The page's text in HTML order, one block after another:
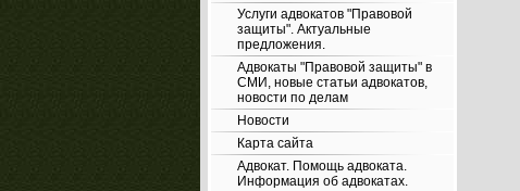
Услуги адвокатов "Правовой
защиты". Актуальные
предложения.
Адвокаты "Правовой защиты" в
СМИ, новые статьи адвокатов,
новости по делам
Новости
Карта сайта
Адвокат. Помощь адвоката.
Информация об адвокатах.